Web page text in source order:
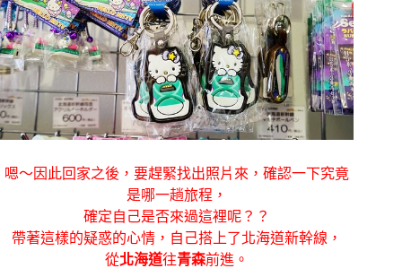
嗯～因此回家之後，要趕緊找出照片來，確認一下究竟
是哪一趟旅程，
確定自己是否來過這裡呢？？
帶著這樣的疑惑的心情，自己搭上了北海道新幹線，
從北海道往青森前進。